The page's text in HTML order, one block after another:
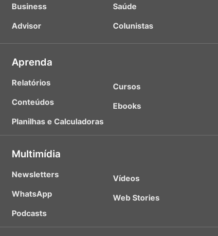
Business
Advisor
Saúde
Colunistas
Aprenda
Relatórios
Conteúdos
Planilhas e Calculadoras
Cursos
Ebooks
Multimídia
Newsletters
WhatsApp
Podcasts
Vídeos
Web Stories